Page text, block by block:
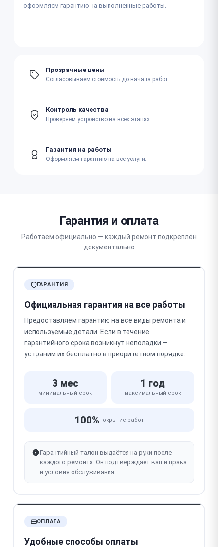
оформляем гарантию на выполненные работы.
Прозрачные цены
Согласовываем стоимость до начала работ.
Контроль качества
Проверяем устройство на всех этапах.
Гарантия на работы
Оформляем гарантию на все услуги.
Гарантия и оплата
Работаем официально — каждый ремонт подкреплён
документально
ГАРАНТИЯ
Официальная гарантия на все работы
Предоставляем гарантию на все виды ремонта и
используемые детали. Если в течение
гарантийного срока возникнут неполадки —
устраним их бесплатно в приоритетном порядке.
3 мес
минимальный срок
1 год
максимальный срок
100%покрытие работ
Гарантийный талон выдаётся на руки после
каждого ремонта. Он подтверждает ваши права
и условия обслуживания.
ОПЛАТА
Удобные способы оплаты